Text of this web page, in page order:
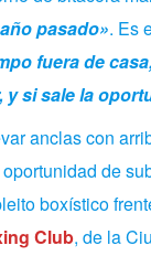
pasado». Es
fuera de
y si sale la
anclas con
de
boxístico
Club, de la